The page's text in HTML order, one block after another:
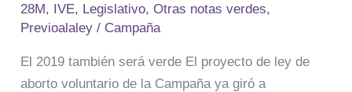
28M, IVE, Legislativo,Otras notas verdes,
Previoalaley / Campaña
El 2019 también será verde El proyecto de ley de
aborto voluntario de la Campaña ya giró a
también
verde